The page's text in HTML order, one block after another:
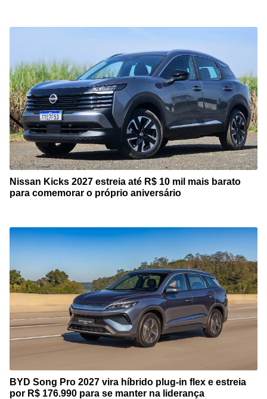
Nissan Kicks 2027 estreia até R$ 10 mil mais barato
para comemorar o próprio aniversário
BYD Song Pro 2027 vira híbrido plug-in flex e estreia
por R$ 176.990 para se manter na liderança